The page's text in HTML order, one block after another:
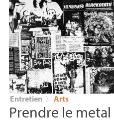
Entretien 〉 Arts
Prendre le